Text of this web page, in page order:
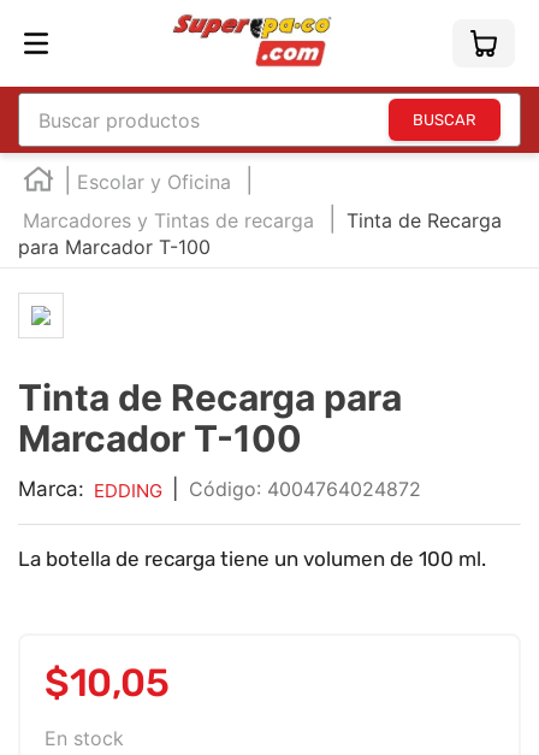
Buscar productos
Escolar y Oficina
Marcadores y Tintas de recarga
Tinta de Recarga
para Marcador T-100
Tinta de Recarga para
Marcador T-100
Marca: EDDING : 4004764024872
La botella de recarga tiene un volumen de 100 ml.
$10,05
En stock
TÉRMINOS MÁS BUSCADOS
england
2.
marcador e300
3.
4.
marcadores
8.
teclado